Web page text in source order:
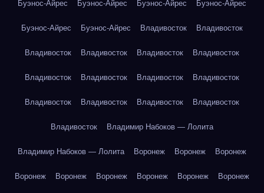
Буэнос-Айрес Буэнос-Айрес Буэнос-Айрес Буэнос-Айрес
Буэнос-Айрес Буэнос-Айрес Владивосток Владивосток
Владивосток Владивосток Владивосток Владивосток
Владивосток Владивосток Владивосток Владивосток
Владивосток Владивосток Владивосток Владивосток
Владивосток Владимир Набоков — Лолита
Владимир Набоков — Лолита Воронеж Воронеж Воронеж
Воронеж Воронеж Воронеж Воронеж Воронеж Воронеж